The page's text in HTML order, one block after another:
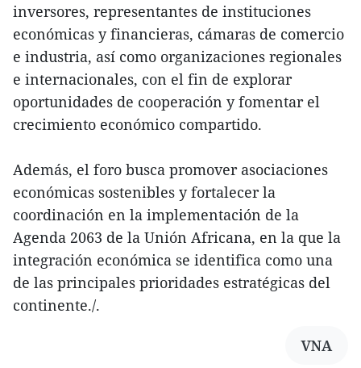
inversores, representantes de instituciones
económicas y financieras, cámaras de comercio
e industria, así como organizaciones regionales
e internacionales, con el fin de explorar
oportunidades de cooperación y fomentar el
crecimiento económico compartido.
Además, el foro busca promover asociaciones
económicas sostenibles y fortalecer la
coordinación en la implementación de la
Agenda 2063 de la Unión Africana, en la que la
integración económica se identifica como una
de las principales prioridades estratégicas del
continente./.
VNA